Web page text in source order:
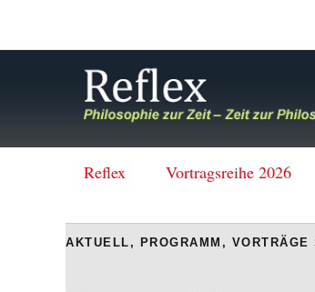
Reflex Vortragsreihe 2026
AKTUELL , PROGRAMM , VORTRÄGE